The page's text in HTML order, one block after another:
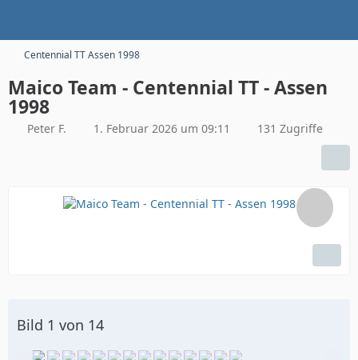
Centennial TT Assen 1998
Maico Team - Centennial TT - Assen
1998
Peter F. 1. Februar 2026 um 09:11 131 Zugriffe
Bild 1 von 14